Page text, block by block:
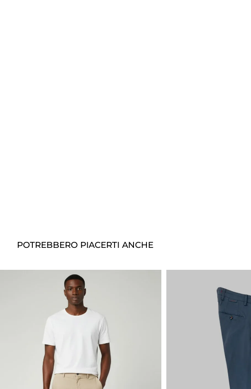
POTREBBERO PIACERTI ANCHE